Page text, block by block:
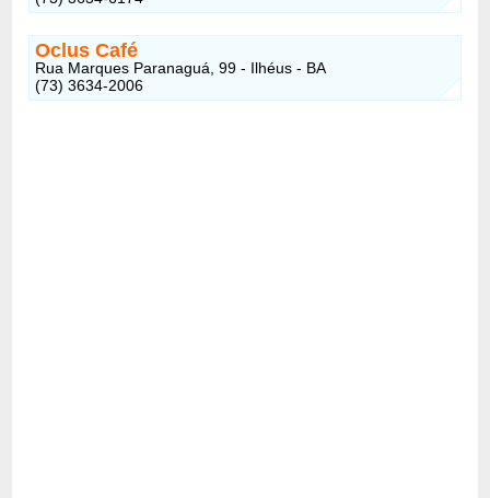
Oclus Café
Rua Marques Paranaguá, 99 - Ilhéus - BA
(73) 3634-2006